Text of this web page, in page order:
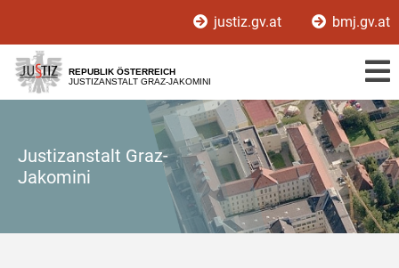
[1]
[2]
[3]
justiz.gv.at bmj.gv.at
REPUBLIK ÖSTERREICH
JUSTIZANSTALT GRAZ-JAKOMINI
Justizanstalt Graz-
Jakomini